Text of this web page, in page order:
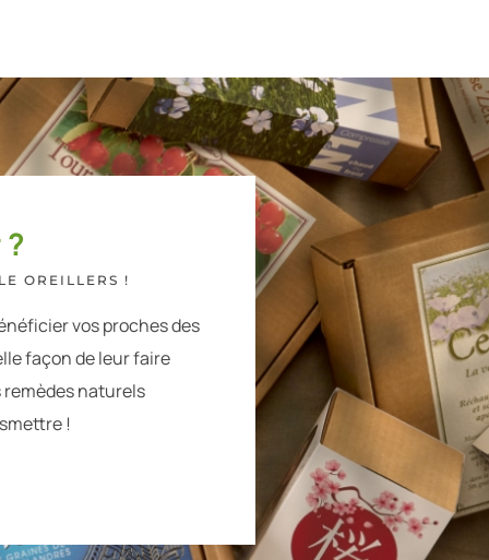
OREILLERS !
vos proches des
façon de leur faire
remèdes naturels
!